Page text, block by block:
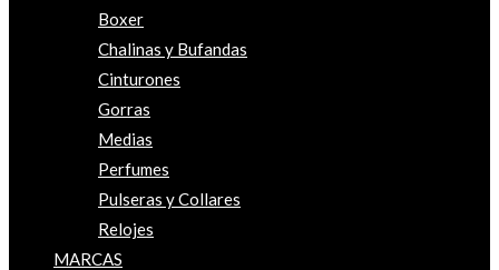
Boxer
Chalinas y Bufandas
Cinturones
Gorras
Medias
Perfumes
Pulseras y Collares
Relojes
MARCAS